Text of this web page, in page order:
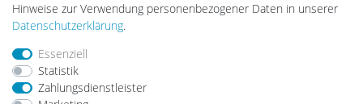
Impressum
Barrierefreiheitserklärung
Hinweise zur Verwendung personenbezogener Daten in unserer
Daten­schutz­erklärung.
Essenziell
Statistik
Zahlungsdienstleister